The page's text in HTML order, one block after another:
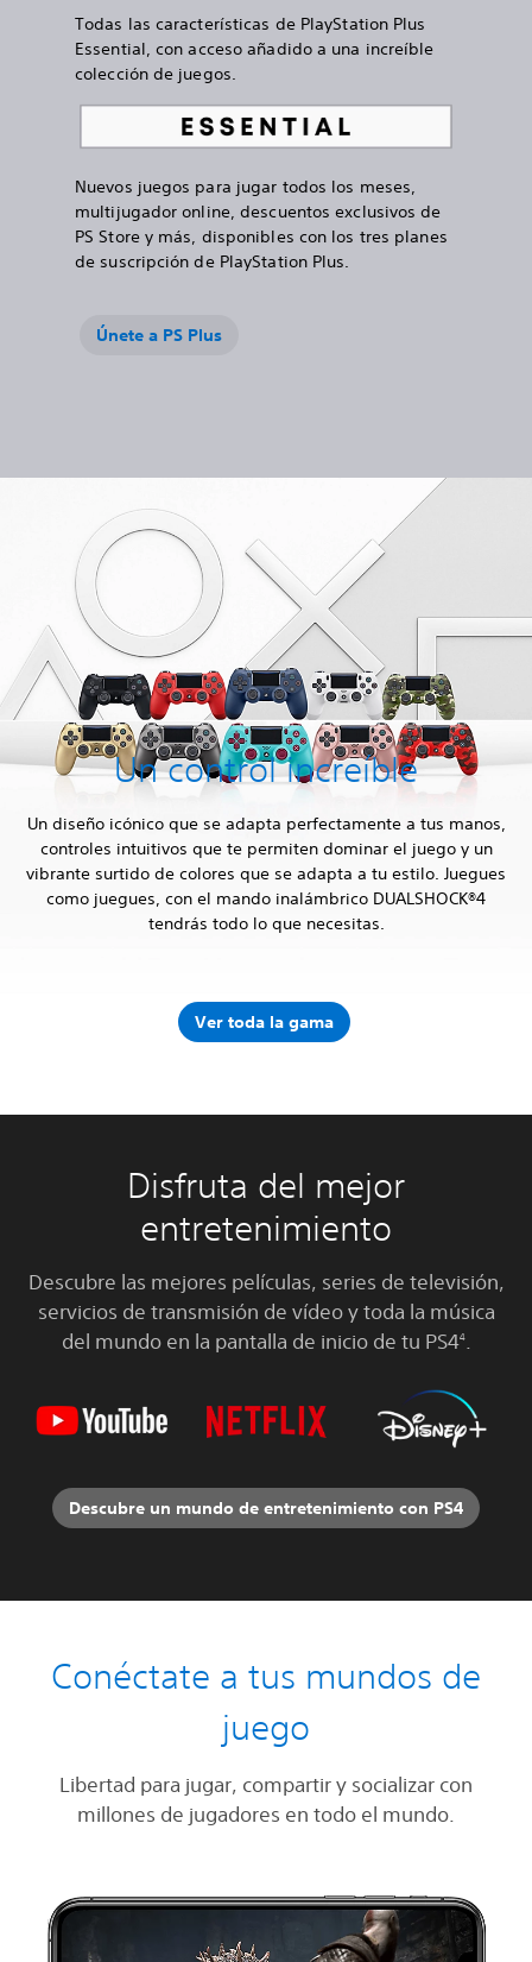
Todas las características de PlayStation Plus
Essential, con acceso añadido a una increíble
colección de juegos.
Nuevos juegos para jugar todos los meses,
multijugador online, descuentos exclusivos de
PS Store y más, disponibles con los tres planes
de suscripción de PlayStation Plus.
Únete a PS Plus
Un control increíble
Un diseño icónico que se adapta perfectamente a tus manos,
controles intuitivos que te permiten dominar el juego y un
vibrante surtido de colores que se adapta a tu estilo. Juegues
como juegues, con el mando inalámbrico DUALSHOCK®4
tendrás todo lo que necesitas.
Ver toda la gama
Disfruta del mejor
entretenimiento
Descubre las mejores películas, series de televisión,
servicios de transmisión de vídeo y toda la música
del mundo en la pantalla de inicio de tu PS44.
Descubre un mundo de entretenimiento con PS4
Conéctate a tus mundos de
juego
Libertad para jugar, compartir y socializar con
millones de jugadores en todo el mundo.